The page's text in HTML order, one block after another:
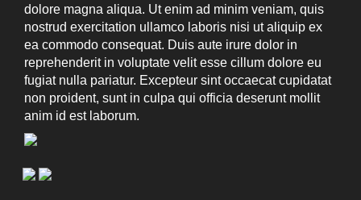
dolore magna aliqua. Ut enim ad minim veniam, quis
nostrud exercitation ullamco laboris nisi ut aliquip ex
ea commodo consequat. Duis aute irure dolor in
reprehenderit in voluptate velit esse cillum dolore eu
fugiat nulla pariatur. Excepteur sint occaecat cupidatat
non proident, sunt in culpa qui officia deserunt mollit
anim id est laborum.